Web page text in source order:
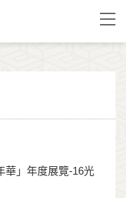
華」年度展覽-16光